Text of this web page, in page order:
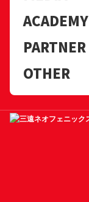
ACADEMY
PARTNER
OTHER